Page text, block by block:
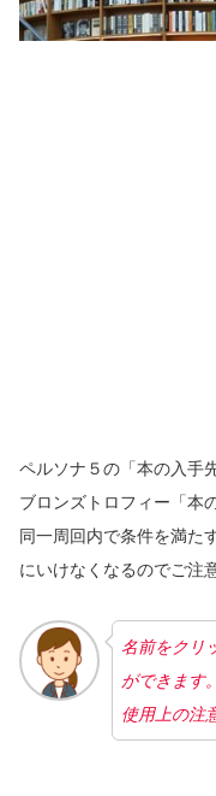
ペルソナ５の「本の入手
ブロンズトロフィー「本
同一周回内で条件を満た
にいけなくなるのでご注
名前をクリ
ができます。
使用上の注